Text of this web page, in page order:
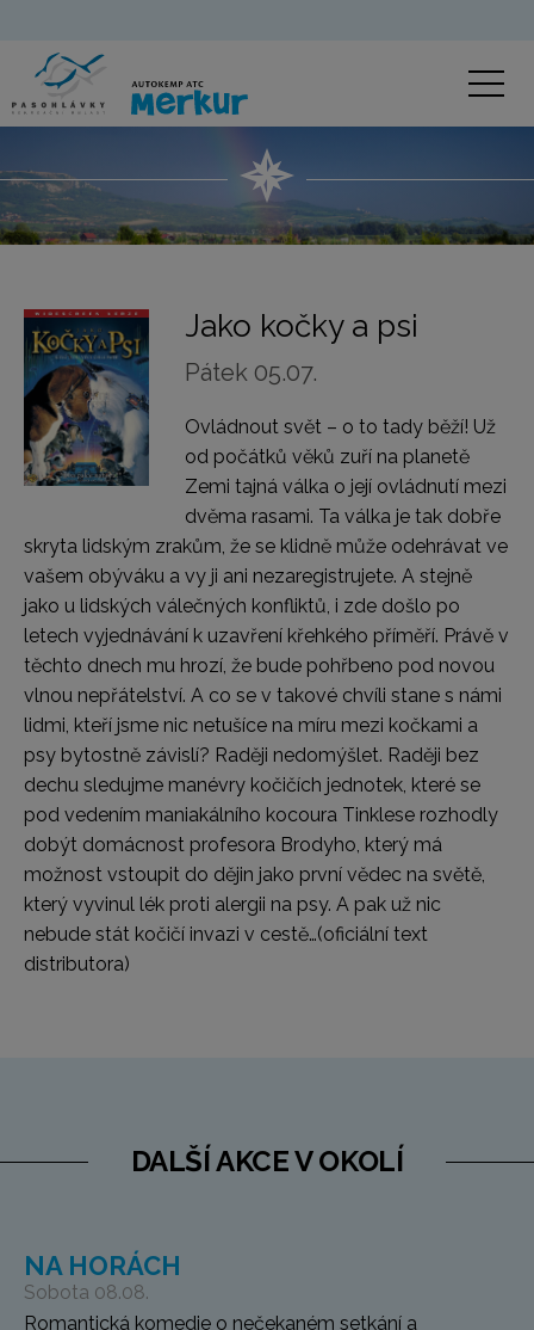
Jako kočky a psi
Pátek 05.07.
Ovládnout svět – o to tady běží! Už
od počátků věků zuří na planetě
Zemi tajná válka o její ovládnutí mezi
dvěma rasami. Ta válka je tak dobře
skryta lidským zrakům, že se klidně může odehrávat ve
vašem obýváku a vy ji ani nezaregistrujete. A stejně
jako u lidských válečných konfliktů, i zde došlo po
letech vyjednávání k uzavření křehkého příměří. Právě v
těchto dnech mu hrozí, že bude pohřbeno pod novou
vlnou nepřátelství. A co se v takové chvíli stane s námi
lidmi, kteří jsme nic netušíce na míru mezi kočkami a
psy bytostně závislí? Raději nedomýšlet. Raději bez
dechu sledujme manévry kočičích jednotek, které se
pod vedením maniakálního kocoura Tinklese rozhodly
dobýt domácnost profesora Brodyho, který má
možnost vstoupit do dějin jako první vědec na světě,
který vyvinul lék proti alergii na psy. A pak už nic
nebude stát kočičí invazi v cestě…(oficiální text
distributora)
DALŠÍ AKCE V OKOLÍ
NA HORÁCH
Sobota 08.08.
Romantická komedie o nečekaném setkání a